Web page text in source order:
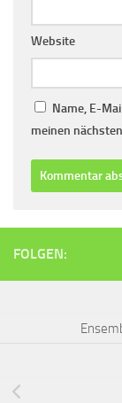
Website
Name, E-
meinen
FOLGEN: